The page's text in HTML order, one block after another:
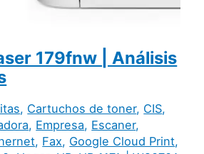
179fnw | Análisis
, Cartuchos de toner, CIS,
, Empresa, Escaner,
, Fax, Google Cloud Print,